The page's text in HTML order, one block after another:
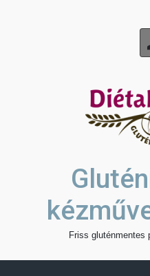
Friss gluténmentes